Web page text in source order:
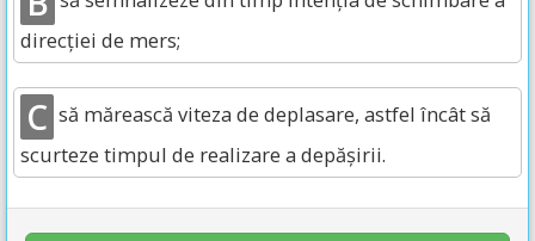
direcției de mers;
C să mărească viteza de deplasare, astfel încât să
scurteze timpul de realizare a depășirii.